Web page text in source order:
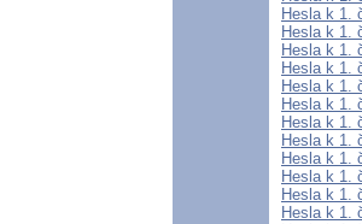
Hesla k 1.
Hesla k 1.
Hesla k 1.
Hesla k 1.
Hesla k 1.
Hesla k 1.
Hesla k 1.
Hesla k 1.
Hesla k 1.
Hesla k 1.
Hesla k 1.
Hesla k 1.